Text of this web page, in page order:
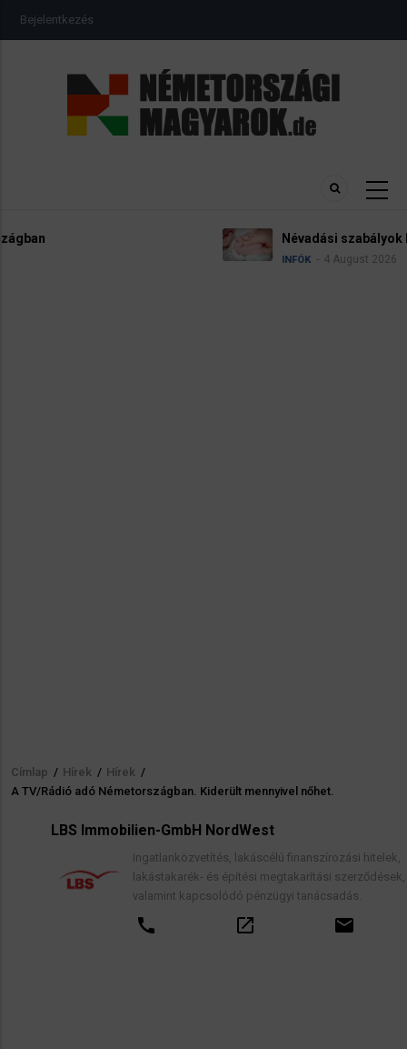
USER
ACCOUNT
Bejelentkezés
Névadási szabályok Németországban
Morzsa
Címlap / Hírek / Hírek /
A TV/Rádió adó Németországban. Kiderült mennyivel nőhet.
LBS Immobilien-GmbH NordWest
Ingatlanközvetítés, lakáscélú finanszírozási hitelek,
lakástakarék- és építési megtakarítási szerződések,
valamint kapcsolódó pénzügyi tanácsadás.